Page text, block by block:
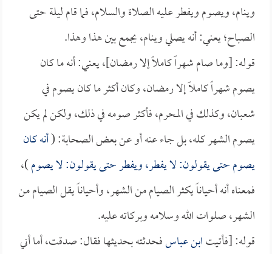
وينام، ويصوم ويفطر عليه الصلاة والسلام، فما قام ليلة حتى
الصباح؛ يعني: أنه يصلي وينام، يجمع بين هذا وهذا.
قوله: [وما صام شهراً كاملاً إلا رمضان]، يعني: أنه ما كان
يصوم شهراً كاملاً إلا رمضان، وكان أكثر ما كان يصوم في
شعبان، وكذلك في المحرم، فأكثر صومه في ذلك، ولكن لم يكن
يصوم الشهر كله، بل جاء عنه أو عن بعض الصحابة: (أنه كان
يصوم حتى يقولون: لا يفطر، ويفطر حتى يقولون: لا يصوم)،
فمعناه أنه أحياناً يكثر الصيام من الشهر، وأحياناً يقل الصيام من
الشهر، صلوات الله وسلامه وبركاته عليه.
قوله: [فأتيتابن عباسفحدثته بحديثها فقال: صدقت، أما أني